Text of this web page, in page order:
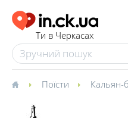
Ти в Черкасах
Поїсти Кальян-